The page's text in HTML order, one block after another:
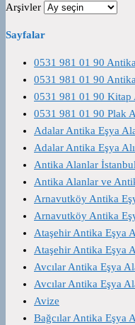
Arşivler
Sayfalar
0531 981 01 90
0531 981 01 90
0531 981 01 90
0531 981 01 90 Plak
Adalar Antika Eşya
Adalar Antika Eşya
Antika Alanlar
Antika Alanlar ve
Arnavutköy Antika
Arnavutköy Antika
Ataşehir Antika Eşya
Ataşehir Antika Eşya
Avcılar Antika Eşya
Avcılar Antika Eşya
Avize
Bağcılar Antika Eşya